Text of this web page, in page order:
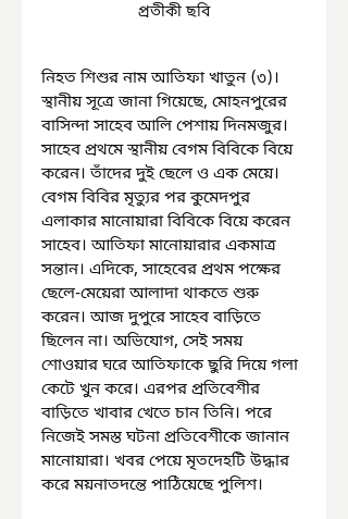
প্রতীকী ছবি
নিহত শিশুর নাম আতিফা খাতুন (৩)।
স্থানীয় সূত্রে জানা গিয়েছে, মোহনপুরের
বাসিন্দা সাহেব আলি পেশায় দিনমজুর।
সাহেব প্রথমে স্থানীয় বেগম বিবিকে বিয়ে
করেন। তাঁদের দুই ছেলে ও এক মেয়ে।
বেগম বিবির মৃত্যুর পর কুমেদপুর
এলাকার মানোয়ারা বিবিকে বিয়ে করেন
সাহেব। আতিফা মানোয়ারার একমাত্র
সন্তান। এদিকে, সাহেবের প্রথম পক্ষের
ছেলে-মেয়েরা আলাদা থাকতে শুরু
করেন। আজ দুপুরে সাহেব বাড়িতে
ছিলেন না। অভিযোগ, সেই সময়
শোওয়ার ঘরে আতিফাকে ছুরি দিয়ে গলা
কেটে খুন করে। এরপর প্রতিবেশীর
বাড়িতে খাবার খেতে চান তিনি। পরে
নিজেই সমস্ত ঘটনা প্রতিবেশীকে জানান
মানোয়ারা। খবর পেয়ে মৃতদেহটি উদ্ধার
করে ময়নাতদন্তে পাঠিয়েছে পুলিশ।